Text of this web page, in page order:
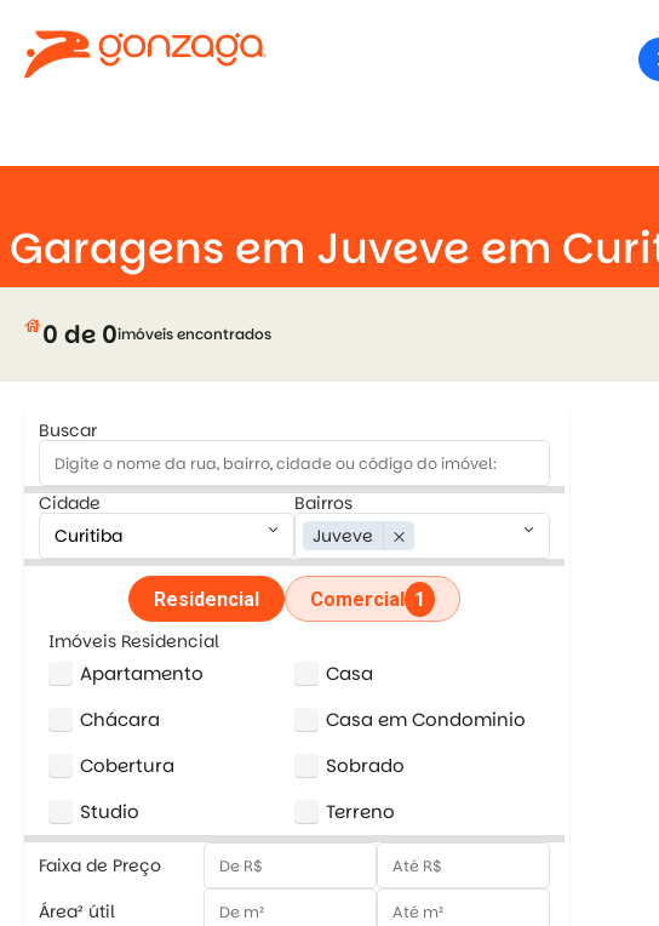
Garagens em Juveve em
house0 de 0imóveis encontrados
Buscar
Cidade
keyboard_arrow_down
Bairros
Juveve
close keyboard_arrow_down
Residencial Comercial 1
Imóveis Residencial
Apartamento
Casa
Chácara
Casa em Condominio
Cobertura
Sobrado
Studio
Terreno
Faixa de Preço
Área² útil